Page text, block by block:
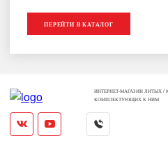
ПЕРЕЙТИ В КАТАЛОГ
ИНТЕРНЕТ-МАГАЗИН ЛИТЫХ
КОМПЛЕКТУЮЩИХ К НИМ